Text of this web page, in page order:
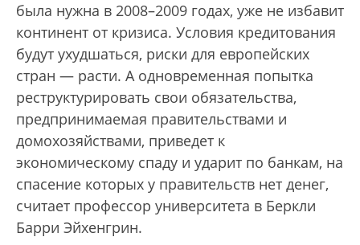
была нужна в 2008–2009 годах, уже не избавит
континент от кризиса. Условия кредитования
будут ухудшаться, риски для европейских
стран — расти. А одновременная попытка
реструктурировать свои обязательства,
предпринимаемая правительствами и
домохозяйствами, приведет к
экономическому спаду и ударит по банкам, на
спасение которых у правительств нет денег,
считает профессор университета в Беркли
Барри Эйхенгрин.